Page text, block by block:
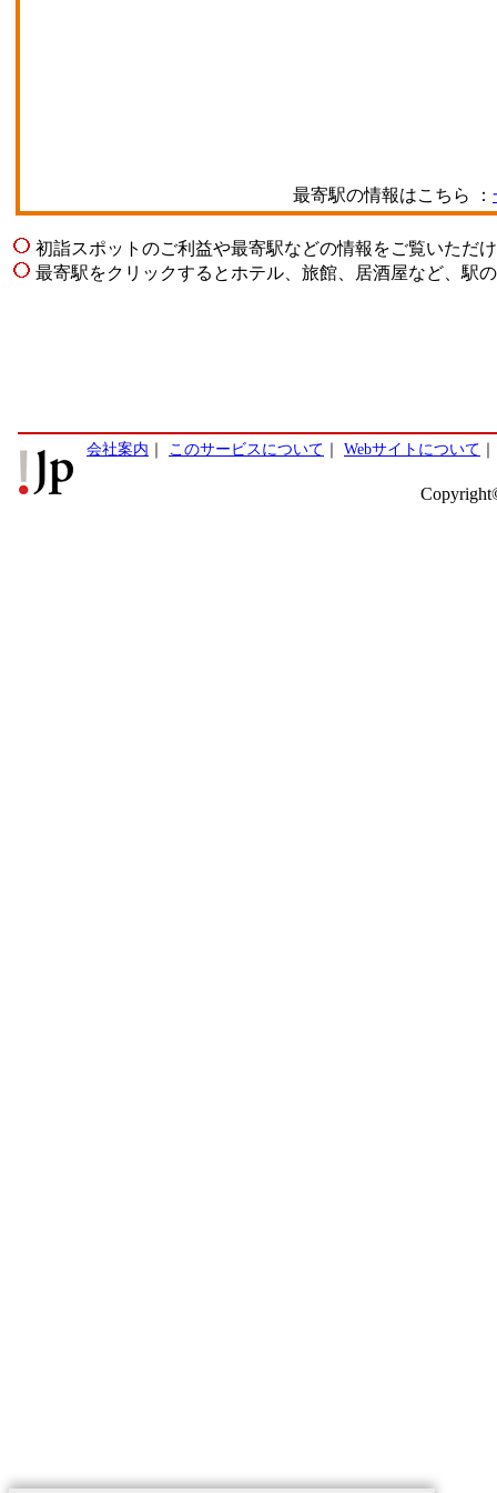
最寄駅の情報はこちら ：
初詣スポットのご利益や最寄駅などの情報をご覧いただ
最寄駅をクリックするとホテル、旅館、居酒屋など、駅
会社案内 このサービスについて Webサイトについて